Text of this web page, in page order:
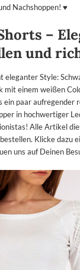
Nachshoppen! ♥
–
und
eleganter Style:
mit einem weißen
ein paar aufregender
in hochwertiger
Alle Artikel
Klicke dazu
uns auf Deinen